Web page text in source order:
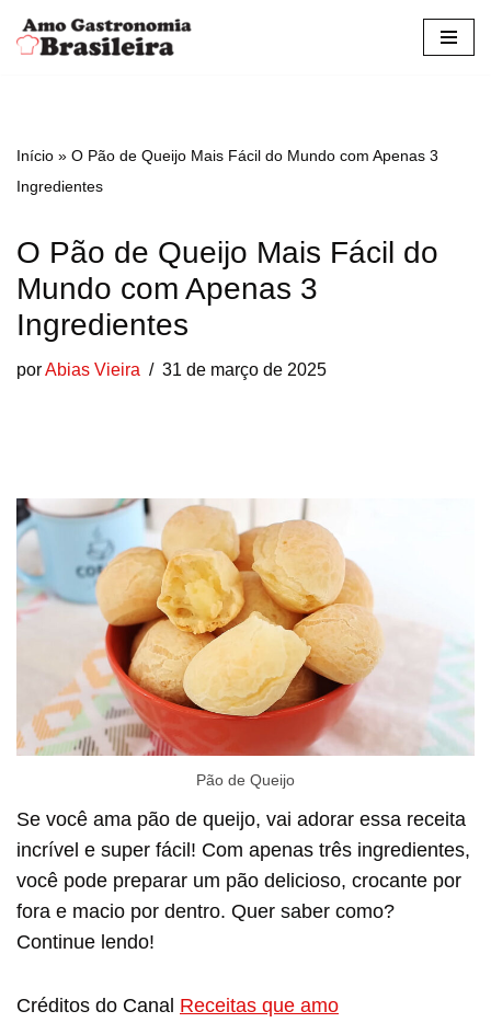
Pular
conteúdo
Início » O Pão de Queijo Mais Fácil do Mundo com Apenas 3
Ingredientes
O Pão de Queijo Mais Fácil do
Mundo com Apenas 3
Ingredientes
porAbias Vieira 31 de março de 2025
Pão de Queijo
Se você ama pão de queijo, vai adorar essa receita
incrível e super fácil! Com apenas três ingredientes,
você pode preparar um pão delicioso, crocante por
fora e macio por dentro. Quer saber como?
Continue lendo!
Créditos do Canal Receitas que amo